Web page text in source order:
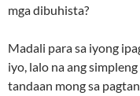
mga dibuhista?
Madali para sa iyong
iyo, lalo na ang
tandaan mong sa